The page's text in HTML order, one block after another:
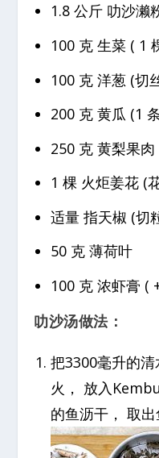
1.8 公斤 叻沙濑
100 克 生菜 ( 1
100 克 洋葱 (切
200 克 黄瓜 (1
250 克 黄梨果肉
1 棵 火炬姜花 (
适量 指天椒 (切
50 克 薄荷叶
100 克 浓虾膏 (
叻沙汤做法：
把3300毫升的
火， 放入
的鱼沥干， 取出